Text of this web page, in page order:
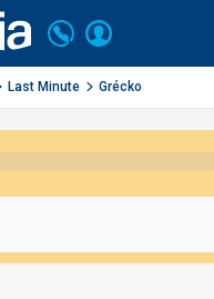
Volajte
+421
2
3221
Prihlásiť
Last Minute Grécko